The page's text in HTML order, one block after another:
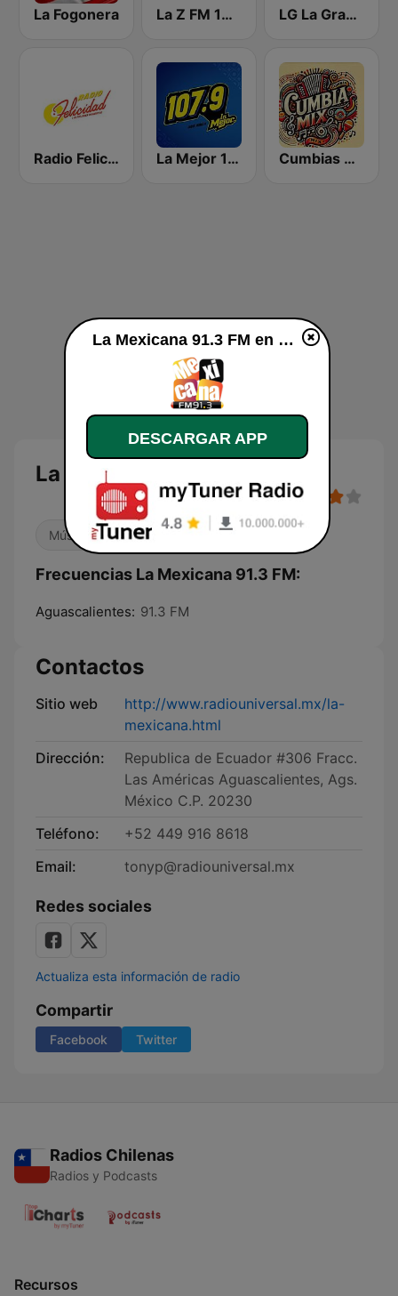
La Fogonera La Z FM 107.3 LG La Grande
Radio Felicidad 1180 AM La Mejor 107.9 FM Cumbias Mix
La Mexicana 91.3 FM
Música mexicana Variado
Frecuencias La Mexicana 91.3 FM:
Aguascalientes: 91.3 FM
Contactos
Sitio web
http://www.radiouniversal.mx/la-
mexicana.html
Dirección:
Republica de Ecuador #306 Fracc.
Las Américas Aguascalientes, Ags.
México C.P. 20230
Teléfono:
+52 449 916 8618
Email:
tonyp@radiouniversal.mx
Redes sociales
Actualiza esta información de radio
Compartir
Facebook Twitter
Radios Chilenas
Radios y Podcasts
Recursos
La Mexicana 91.3 FM en vivo
DESCARGAR APP